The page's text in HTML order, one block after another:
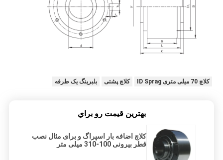
کلاچ 70 میلی متری ID Sprag کلاچ پشتی بلبرینگ یک طرفه
بهترين قيمت رو براي
کلاچ اضافه بار اسپراگ و برای مثال نصب
قطر بیرونی 100-310 میلی متر